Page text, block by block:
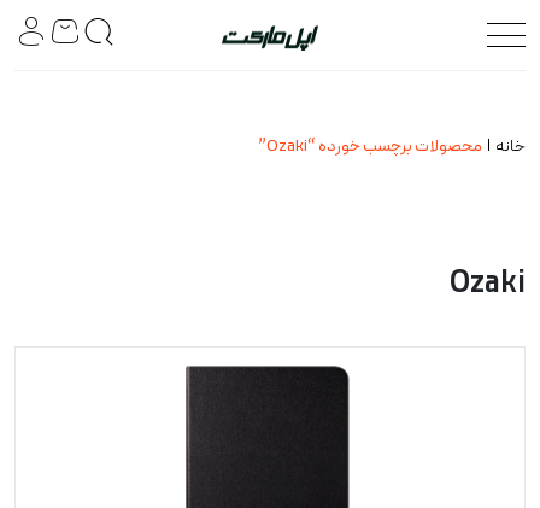
خانه محصولات برچسب خورده “Ozaki”
Ozaki